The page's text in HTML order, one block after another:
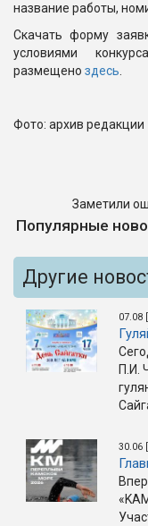
название работы,
Скачать форму
условиями
размещено здесь.
Фото: архив редакции
Заметили
Популярные
Другие
07.08
П.И.
30.06